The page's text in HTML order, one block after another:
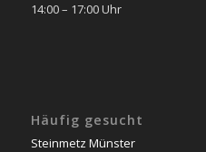
14:00 – 17:00 Uhr
Häufig gesucht
Steinmetz Münster